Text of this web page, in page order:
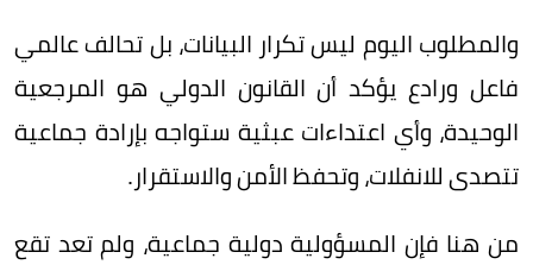
والمطلوب اليوم ليس تكرار البيانات، بل تحالف عالمي
فاعل ورادع يؤكد أن القانون الدولي هو المرجعية
الوحيدة، وأي اعتداءات عبثية ستواجه بإرادة جماعية
تتصدى للانفلات، وتحفظ الأمن والاستقرار.
من هنا فإن المسؤولية دولية جماعية، ولم تعد تقع